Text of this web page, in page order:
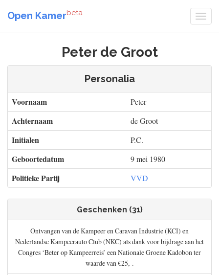
Open Kamerbeta
Peter de Groot
Personalia
Voornaam Peter
Achternaam de Groot
Initialen P.C.
Geboortedatum 9 mei 1980
Politieke Partij VVD
Geschenken (31)
Ontvangen van de Kampeer en Caravan Industrie (KCI) en
Nederlandse Kampeerauto Club (NKC) als dank voor bijdrage aan het
Congres ‘Beter op Kampeerreis’ een Nationale Groene Kadobon ter
waarde van €25,-.